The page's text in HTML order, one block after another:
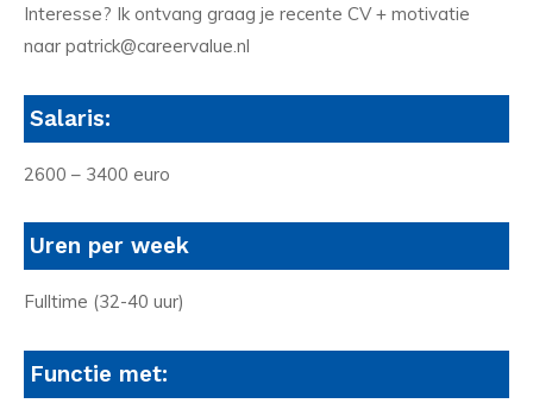
Interesse? Ik ontvang graag je recente CV + motivatie
naar patrick@careervalue.nl
Salaris:
2600 – 3400 euro
Uren per week
Fulltime (32-40 uur)
Functie met: